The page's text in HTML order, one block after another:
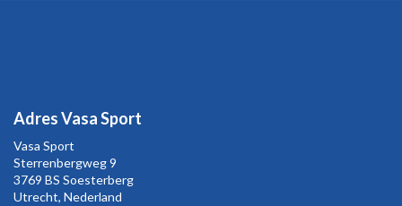
Adres Vasa Sport
Vasa Sport
Sterrenbergweg9
3769 BS Soesterberg
Utrecht, Nederland